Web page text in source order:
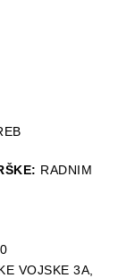
RADNIM
VOJSKE 3A,